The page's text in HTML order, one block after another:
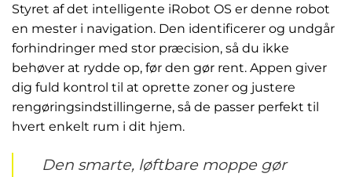
Styret af det intelligente iRobot OS er denne robot
en mester i navigation. Den identificerer og undgår
forhindringer med stor præcision, så du ikke
behøver at rydde op, før den gør rent. Appen giver
dig fuld kontrol til at oprette zoner og justere
rengøringsindstillingerne, så de passer perfekt til
hvert enkelt rum i dit hjem.
Den smarte, løftbare moppe gør